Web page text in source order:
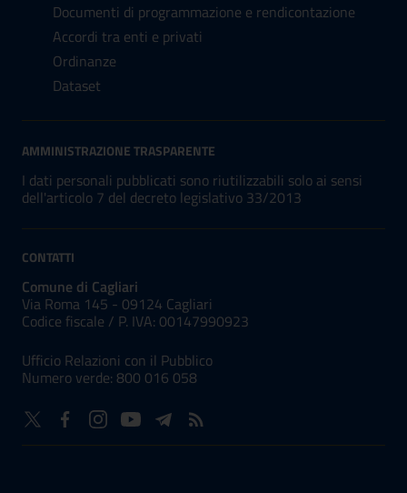
Documenti di programmazione e rendicontazione
Accordi tra enti e privati
Ordinanze
Dataset
AMMINISTRAZIONE TRASPARENTE
I dati personali pubblicati sono riutilizzabili solo ai sensi
dell'articolo 7 del decreto legislativo 33/2013
CONTATTI
Comune di Cagliari
Via Roma 145 - 09124 Cagliari
Codice fiscale / P. IVA: 00147990923
Ufficio Relazioni con il Pubblico
Numero verde: 800 016 058